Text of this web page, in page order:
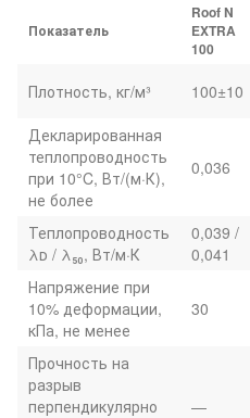
Показатель
Roof N
EXTRA
100
Плотность, кг/м³ 100±10
Декларированная
теплопроводность
при 10°C, Вт/(м·К),
не более
0,036
Теплопроводность
λᴅ / λ₅₀, Вт/м·К
0,039 /
0,041
Напряжение при
10% деформации,
кПа, не менее
30
Прочность на
разрыв
перпендикулярно
—